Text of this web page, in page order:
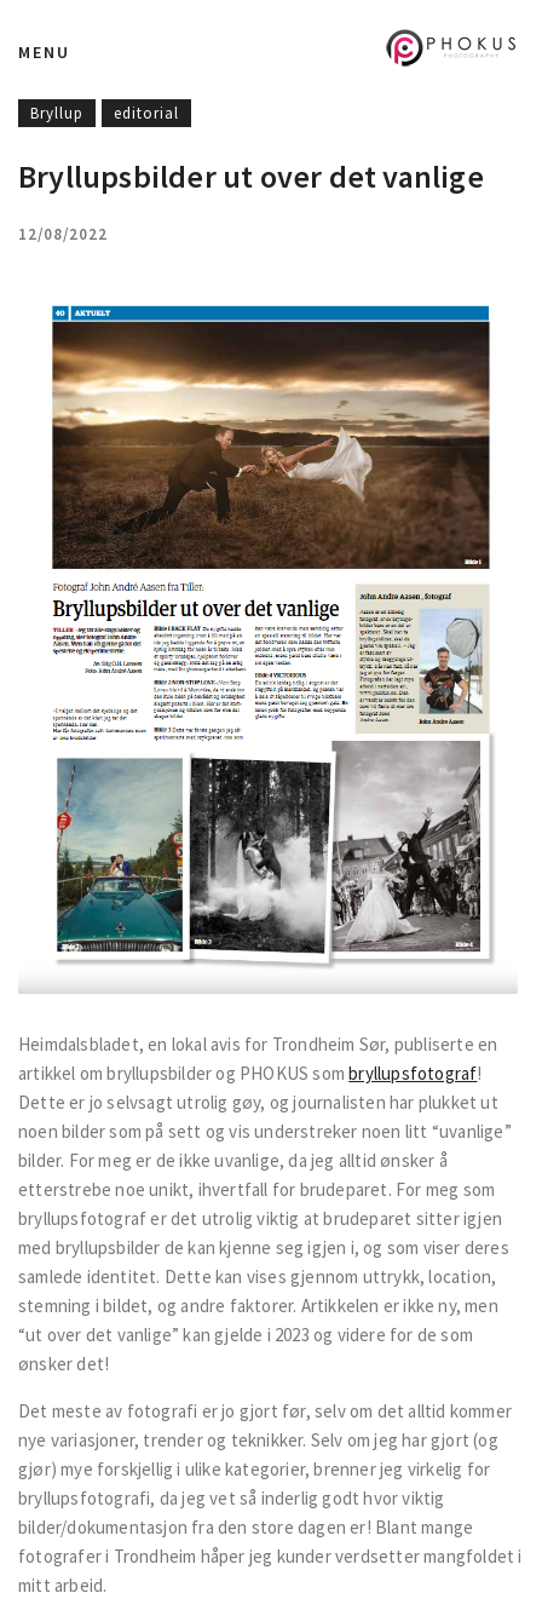
MENU
Bryllup editorial
Bryllupsbilder ut over det vanlige
12/08/2022
Heimdalsbladet, en lokal avis for Trondheim Sør, publiserte en
artikkel om bryllupsbilder og PHOKUS sombryllupsfotograf!
Dette er jo selvsagt utrolig gøy, og journalisten har plukket ut
noen bilder som på sett og vis understreker noen litt “uvanlige”
bilder. For meg er de ikke uvanlige, da jeg alltid ønsker å
etterstrebe noe unikt, ihvertfall for brudeparet. For meg som
bryllupsfotograf er det utrolig viktig at brudeparet sitter igjen
med bryllupsbilder de kan kjenne seg igjen i, og som viser deres
samlede identitet. Dette kan vises gjennom uttrykk, location,
stemning i bildet, og andre faktorer. Artikkelen er ikke ny, men
“ut over det vanlige” kan gjelde i 2023 og videre for de som
ønsker det!
Det meste av fotografi er jo gjort før, selv om det alltid kommer
nye variasjoner, trender og teknikker. Selv om jeg har gjort (og
gjør) mye forskjellig i ulike kategorier, brenner jeg virkelig for
bryllupsfotografi, da jeg vet så inderlig godt hvor viktig
bilder/dokumentasjon fra den store dagen er! Blant mange
fotografer i Trondheim håper jeg kunder verdsetter mangfoldet i
mitt arbeid.